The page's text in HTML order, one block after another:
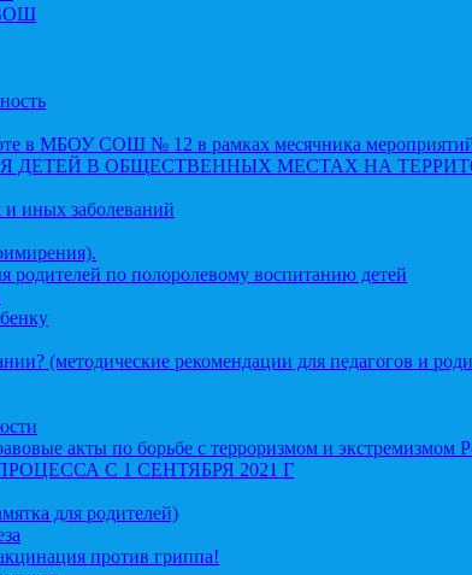
ВОШ
МБОУ СОШ № 12 в рамках месячника мероприятий
ДЕТЕЙ В ОБЩЕСТВЕННЫХ МЕСТАХ НА
иных заболеваний
родителей по полоролевому воспитанию детей
(методические рекомендации для педагогов и
акты по борьбе с терроризмом и экстремизмом
С 1 СЕНТЯБРЯ 2021 Г
для родителей)
против гриппа!